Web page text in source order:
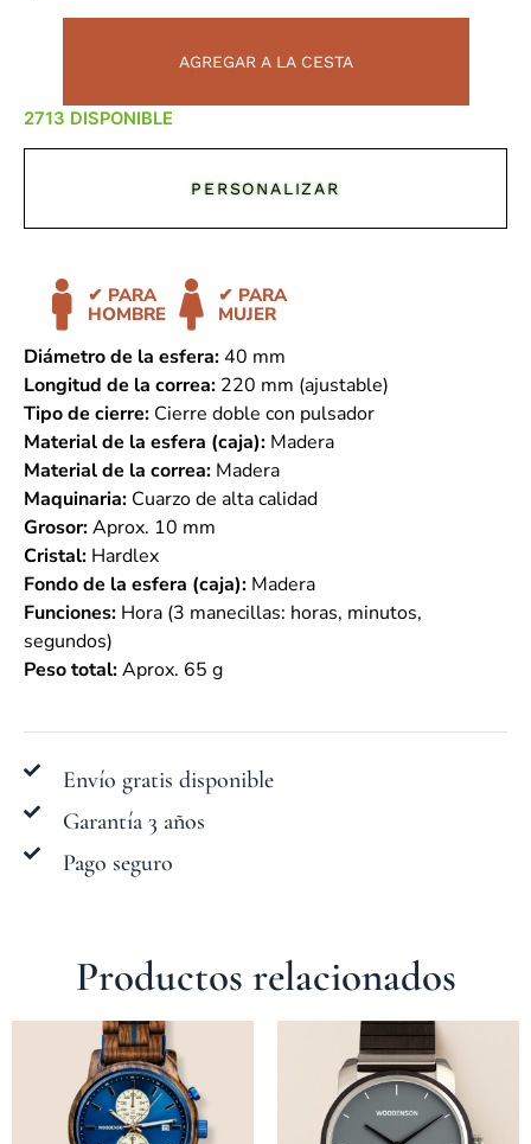
AGREGAR A LA CESTA
DISPONIBLE
PERSONALIZAR
✔ PARA
HOMBRE
✔ PARA
MUJER
Diámetro de la esfera:40 mm
Longitud de la correa: 220 mm (ajustable)
Tipo de cierre: Cierre doble con pulsador
Material de la esfera (caja): Madera
Material de la correa: Madera
Maquinaria: Cuarzo de alta calidad
Grosor:Aprox. 10 mm
Cristal: Hardlex
Fondo de la esfera (caja): Madera
Funciones: Hora (3 manecillas: horas, minutos,
segundos)
Peso total:Aprox. 65 g
Envío gratis disponible
Garantía 3 años
Pago seguro
Productos relacionados